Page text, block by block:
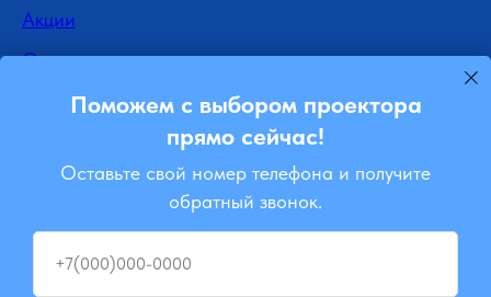
Поможем с выбором проектора
прямо сейчас!
Оставьте свой номер телефона и получите
обратный звонок.
+7(000)000-0000
Акции
Отзывы
Доставка